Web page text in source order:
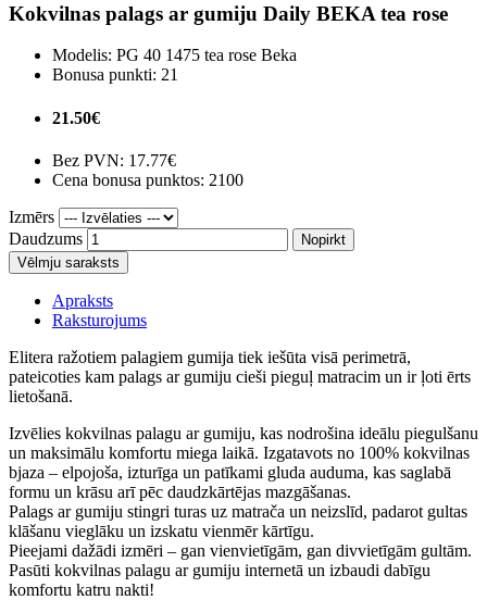
Kokvilnas palags ar gumiju Daily BEKA tea rose
Modelis: PG 40 1475 tea rose Beka
Bonusa punkti: 21
21.50€
Bez PVN: 17.77€
Cena bonusa punktos: 2100
Izmērs
Daudzums
Nopirkt
Vēlmju saraksts
Apraksts
Raksturojums
Elitera ražotiem palagiem gumija tiek iešūta visā perimetrā,
pateicoties kam palags ar gumiju cieši pieguļ matracim un ir ļoti ērts
lietošanā.
Izvēlies kokvilnas palagu ar gumiju, kas nodrošina ideālu piegulšanu
un maksimālu komfortu miega laikā. Izgatavots no 100% kokvilnas
bjaza – elpojoša, izturīga un patīkami gluda auduma, kas saglabā
formu un krāsu arī pēc daudzkārtējas mazgāšanas.
Palags ar gumiju stingri turas uz matrača un neizslīd, padarot gultas
klāšanu vieglāku un izskatu vienmēr kārtīgu.
Pieejami dažādi izmēri – gan vienvietīgām, gan divvietīgām gultām.
Pasūti kokvilnas palagu ar gumiju internetā un izbaudi dabīgu
komfortu katru nakti!